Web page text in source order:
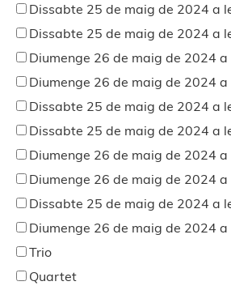
Dissabte 25 de maig de 2024 a
Dissabte 25 de maig de 2024 a
Diumenge 26 de maig de 2024 a
Diumenge 26 de maig de 2024 a
Dissabte 25 de maig de 2024 a
Dissabte 25 de maig de 2024 a
Diumenge 26 de maig de 2024 a
Diumenge 26 de maig de 2024 a
Dissabte 25 de maig de 2024 a
Diumenge 26 de maig de 2024 a
Trio
Quartet